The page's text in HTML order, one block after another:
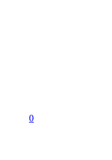
0